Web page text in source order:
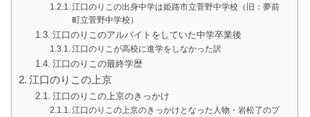
江口のりこの出身中学は姫路市立菅野中学校（旧：夢前
町立菅野中学校）
江口のりこのアルバイトをしていた中学卒業後
江口のりこが高校に進学をしなかった訳
江口のりこの最終学歴
江口のりこの上京
江口のりこの上京のきっかけ
江口のりこの上京のきっかけとなった人物・岩松了のプ